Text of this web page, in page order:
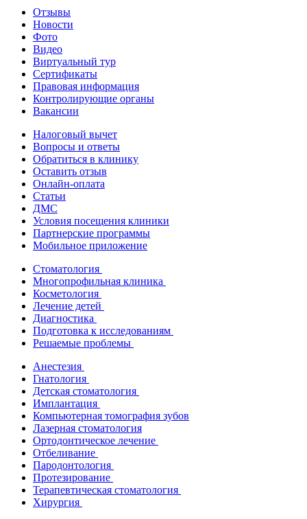
Отзывы
Новости
Фото
Видео
Виртуальный тур
Сертификаты
Правовая информация
Контролирующие органы
Вакансии
Налоговый вычет
Вопросы и ответы
Обратиться в клинику
Оставить отзыв
Онлайн-оплата
Статьи
ДМС
Условия посещения клиники
Партнерские программы
Мобильное приложение
Стоматология
Многопрофильная клиника
Косметология
Лечение детей
Диагностика
Подготовка к исследованиям
Решаемые проблемы
Анестезия
Гнатология
Детская стоматология
Имплантация
Компьютерная томография зубов
Лазерная стоматология
Ортодонтическое лечение
Отбеливание
Пародонтология
Протезирование
Терапевтическая стоматология
Хирургия